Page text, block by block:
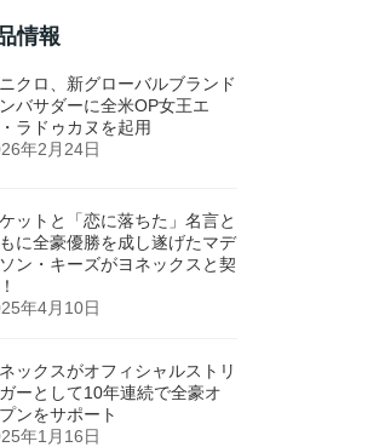
情報
クロ、新グローバルブランド
バサダーに全米OP女王エ
ラドゥカヌを起用
年2月24日
ットと「恋に落ちた」名言と
に全豪優勝を成し遂げたマデ
ン・キーズがヨネックスと契
年4月10日
ックスがオフィシャルストリ
ーとして10年連続で全豪オ
ンをサポート
年1月16日